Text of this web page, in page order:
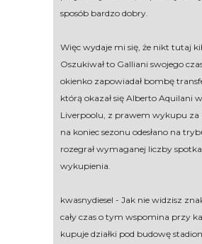
sposób bardzo dobry.
Więc wydaje mi się, że nikt tutaj
Oszukiwał to Galliani swojego
okienko zapowiadał bombę
którą okazał się Alberto Aquilani
Liverpoolu, z prawem wykupu za
na koniec sezonu odesłano na
rozegrał wymaganej liczby
wykupienia.
kwasnydiesel - Jak nie widzisz
cały czas o tym wspomina przy
kupuje działki pod budowę